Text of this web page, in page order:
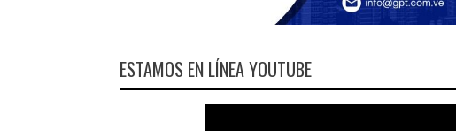
ESTAMOS EN LÍNEA YOUTUBE